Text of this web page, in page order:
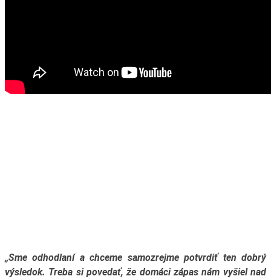
„Sme odhodlaní a chceme samozrejme potvrdiť ten dobrý
výsledok. Treba si povedať, že domáci zápas nám vyšiel nad